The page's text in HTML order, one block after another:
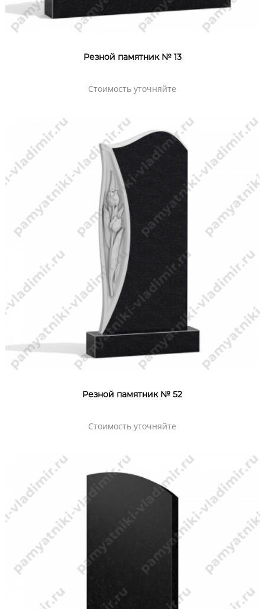
Резной памятник № 13
Стоимость уточняйте
Резной памятник № 52
Стоимость уточняйте